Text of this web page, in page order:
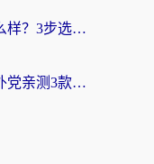
海外党必看：ExpressVPN怎么样？3步选对回国加速器，无缝刷国内剧玩手游
迅游和云界RIFT哪个好？海外党亲测3款回国加速器，教你无缝刷国内剧玩游戏